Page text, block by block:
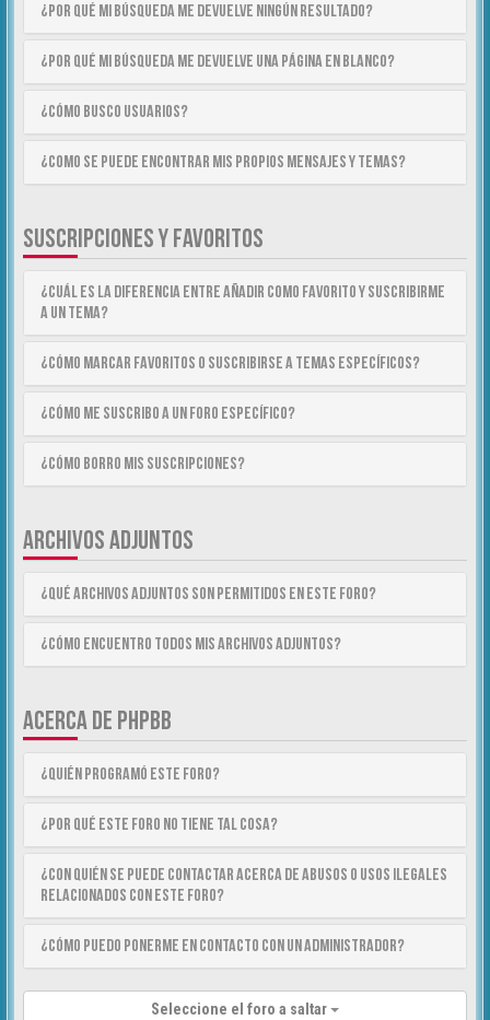
¿Por qué mi búsqueda me devuelve ningún resultado?
¿Por qué mi búsqueda me devuelve una página en blanco?
¿Cómo busco usuarios?
¿Como se puede encontrar mis propios mensajes y temas?
SUSCRIPCIONES Y FAVORITOS
¿Cuál es la diferencia entre añadir como Favorito y suscribirme
a un tema?
¿Cómo marcar Favoritos o suscribirse a temas específicos?
¿Cómo me suscribo a un foro específico?
¿Cómo borro mis suscripciones?
ARCHIVOS ADJUNTOS
¿Qué archivos adjuntos son permitidos en este foro?
¿Cómo encuentro todos mis archivos adjuntos?
ACERCA DE PHPBB
¿Quién programó este foro?
¿Por qué este foro no tiene tal cosa?
¿Con quién se puede contactar acerca de abusos o usos ilegales
relacionados con este foro?
¿Cómo puedo ponerme en contacto con un Administrador?
Seleccione el foro a saltar